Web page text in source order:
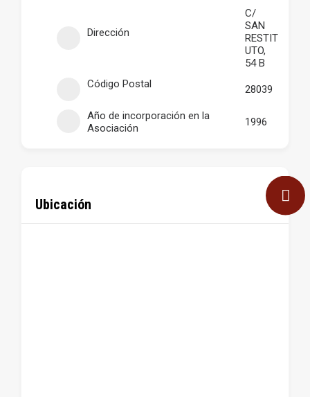
Dirección
C/
SAN
RESTIT
UTO,
54 B
Código Postal
28039
Año de incorporación en la
Asociación
1996
Ubicación